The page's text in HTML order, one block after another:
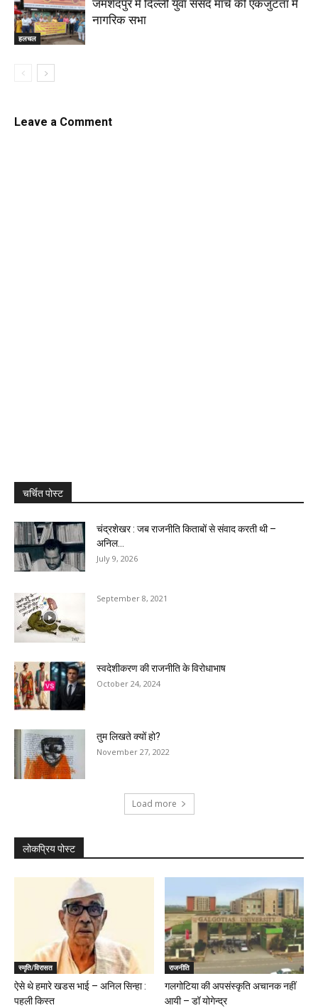
हलचल
जमशेदपुर में दिल्ली युवा संसद मार्च की एकजुटता में
नागरिक सभा
Leave a Comment
चर्चित पोस्ट
चंद्रशेखर : जब राजनीति किताबों से संवाद करती थी –
अनिल...
July 9, 2026
September 8, 2021
स्वदेशीकरण की राजनीति के विरोधाभाष
October 24, 2024
तुम लिखते क्यों हो?
November 27, 2022
Load more
लोकप्रिय पोस्ट
स्मृति/विरासत
ऐसे थे हमारे खडस भाई – अनिल सिन्हा :
पहली किस्त
राजनीति
गलगोटिया की अपसंस्कृति अचानक नहीं
आयी – डॉ योगेन्द्र